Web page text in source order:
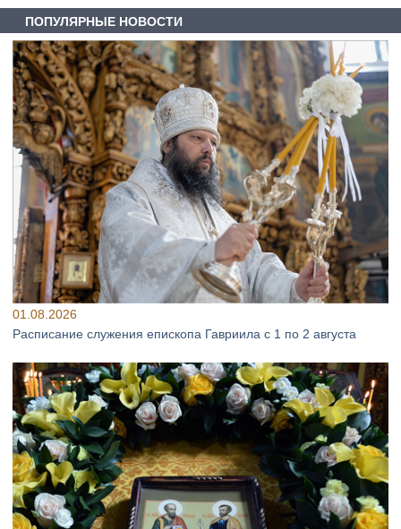
ПОПУЛЯРНЫЕ НОВОСТИ
01.08.2026
Расписание служения епископа Гавриила с 1 по 2 августа